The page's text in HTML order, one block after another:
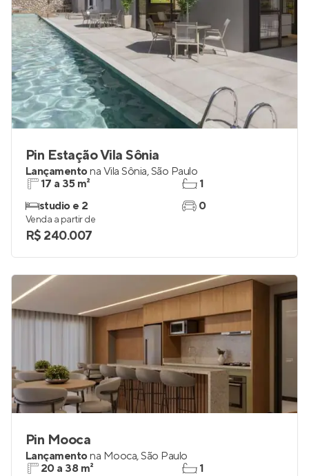
Pin Estação Vila Sônia
Lançamentona Vila Sônia,São Paulo
17 a 35 m²
studio e 2
1
0
Venda a partir de
R$ 240.007
Pin Mooca
Lançamentona Mooca,São Paulo
20 a 38 m²
1